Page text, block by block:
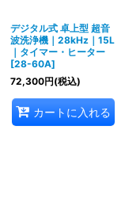
デジタル式 卓上型 超音
波洗浄機｜28kHz｜15L
｜タイマー・ヒーター
[28-60A]
72,300円(税込)
カートに入れる